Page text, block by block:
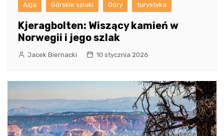
Azja Górskie szlaki Góry turystyka
Kjeragbolten: Wiszący kamień w
Norwegii i jego szlak
Jacek Biernacki 10 stycznia 2026